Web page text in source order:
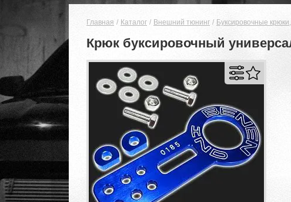
Главная Каталог Внешний тюнинг Буксировочные
Крюк буксировочный